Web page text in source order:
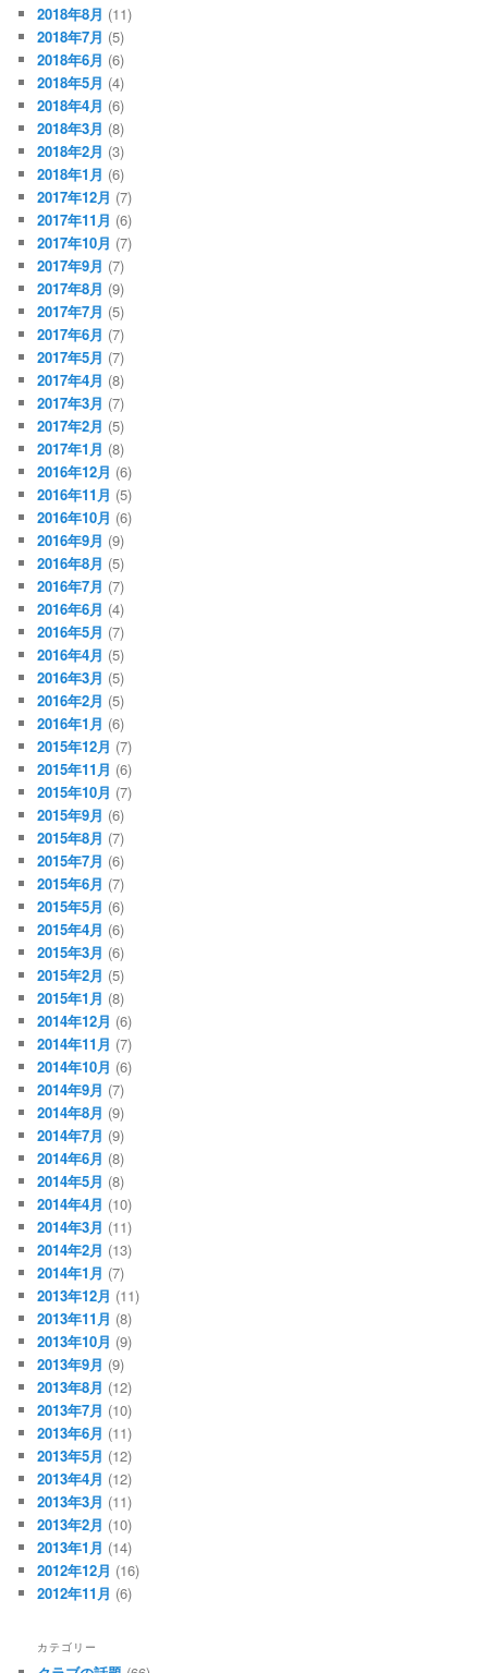
2018年8月 (11)
2018年7月 (5)
2018年6月 (6)
2018年5月 (4)
2018年4月 (6)
2018年3月 (8)
2018年2月 (3)
2018年1月 (6)
2017年12月 (7)
2017年11月 (6)
2017年10月 (7)
2017年9月 (7)
2017年8月 (9)
2017年7月 (5)
2017年6月 (7)
2017年5月 (7)
2017年4月 (8)
2017年3月 (7)
2017年2月 (5)
2017年1月 (8)
2016年12月 (6)
2016年11月 (5)
2016年10月 (6)
2016年9月 (9)
2016年8月 (5)
2016年7月 (7)
2016年6月 (4)
2016年5月 (7)
2016年4月 (5)
2016年3月 (5)
2016年2月 (5)
2016年1月 (6)
2015年12月 (7)
2015年11月 (6)
2015年10月 (7)
2015年9月 (6)
2015年8月 (7)
2015年7月 (6)
2015年6月 (7)
2015年5月 (6)
2015年4月 (6)
2015年3月 (6)
2015年2月 (5)
2015年1月 (8)
2014年12月 (6)
2014年11月 (7)
2014年10月 (6)
2014年9月 (7)
2014年8月 (9)
2014年7月 (9)
2014年6月 (8)
2014年5月 (8)
2014年4月 (10)
2014年3月 (11)
2014年2月 (13)
2014年1月 (7)
2013年12月 (11)
2013年11月 (8)
2013年10月 (9)
2013年9月 (9)
2013年8月 (12)
2013年7月 (10)
2013年6月 (11)
2013年5月 (12)
2013年4月 (12)
2013年3月 (11)
2013年2月 (10)
2013年1月 (14)
2012年12月 (16)
2012年11月 (6)
カテゴリー